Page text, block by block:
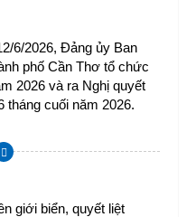
6/2026, Đảng ủy Ban
phố Cần Thơ tổ chức
2026 và ra Nghị quyết
tháng cuối năm 2026.
giới biển, quyết liệt